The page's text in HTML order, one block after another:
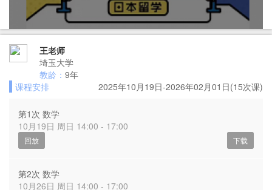
王老师
埼玉大学
教龄： 9年
课程安排
2025年10月19日-2026年02月01日(15次课)
第1次 数学
10月19日 周日 14:00 - 17:00
回放 下载
第2次 数学
10月26日 周日 14:00 - 17:00